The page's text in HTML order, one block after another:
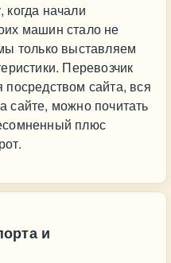
начали
машин стало не
только выставляем
Перевозчик
посредством сайта, вся
сайте, можно почитать
плюс
и